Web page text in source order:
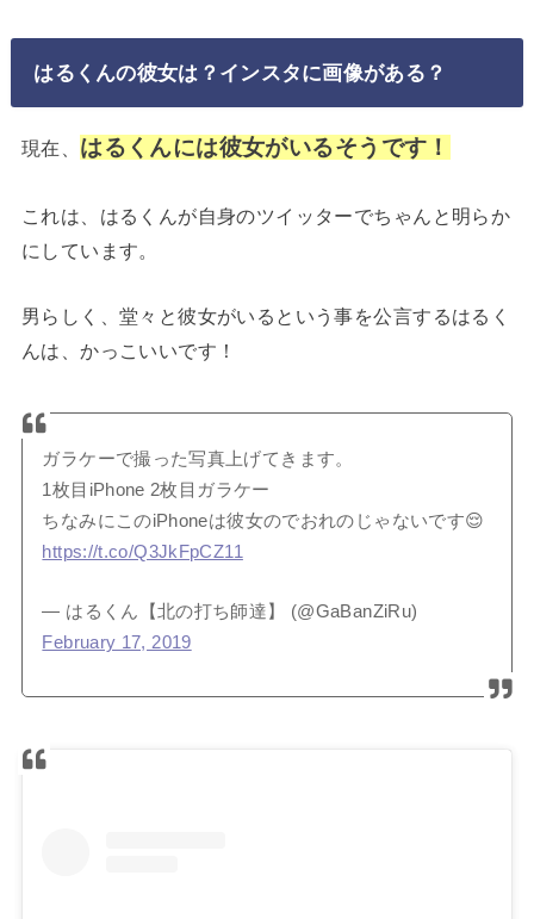
はるくんの彼女は？インスタに画像がある？
現在、 はるくんには彼女がいるそうです！
これは、はるくんが自身のツイッターでちゃんと明らか
にしています。
男らしく、堂々と彼女がいるという事を公言するはるく
んは、かっこいいです！
ガラケーで撮った写真上げてきます。
1枚目iPhone 2枚目ガラケー
ちなみにこのiPhoneは彼女のでおれのじゃないです😌
https://t.co/Q3JkFpCZ11
— はるくん【北の打ち師達】 (@GaBanZiRu)
February 17, 2019